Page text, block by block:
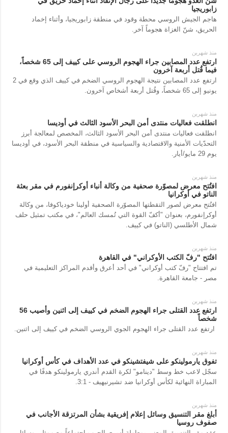
زابوريجيا
هاجم الجيش الروسي محطة وقود في منطقة زابوريجيا، وأثناء إخماد
الحريق، شنّ الغزاة هجوماً آخر.
منذ شهرين
ارتفع عدد المصابين جراء الهجوم الروسي على كييف إلى 65 شخصاً،
فيما قُتل أربعة آخرون
ارتفع عدد المصابين نتيجة الهجوم الروسي الضخم في كييف الذي وقع في 2
يونيو إلى 65 شخصاً، وقُتل أربعة أشخاص آخرون.
منذ شهرين
انطلقت فعاليات منتدى أمن البحر الأسود الثالث في أوديسا
انطلقت فعاليات منتدى أمن البحر الأسود الثالث، المخصص لمعالجة أبرز
التحدّيات الأمنية والاقتصادية والسياسية في منطقة البحر الأسود، في أوديسا
يوم 29 مايو/أيار.
منذ شهرين
افتُتح معرض لمصوّرة صحفية من وكالة أنباء أوكرإنفورم في مقر بعثة
الناتو في أوكرانيا
افتُتح معرض لصور التقطتها المصوّرة الصحفية أولينا خودياكوفا، من وكالة
أوكرإنفورم، بعنوان "أكفّ القوة التي تُمسك العالم"، في مكتب تمثيل حلف
شمال الأطلسي (الناتو) في كييف.
منذ شهرين
افتُتح "رفّ الكتب الأوكراني" في القاهرة
تم افتتاح "رفّ كتب أوكراني" في أحد أعرق وأقدم المراكز التعليمية في
مصر - جامعة القاهرة.
منذ شهرين
ارتفع عدد القتلى جراء الهجوم الضخم في كييف إلى اثنين وأصيب 56
شخصاً
ارتفع عدد القتلى جراء الهجوم الجوي الروسي الضخم في كييف إلى اثنين.
منذ شهرين
تفوق يارمولينكو على شيفتشينكو في عدد الأهداف في كأس أوكرانيا
سجّل لاعب خط وسط "دينامو" لكرة القدم أندري يارمولينكو هدفًا في
المباراة النهائية لكأس أوكرانيا ضد تشيرنيهيف - 3:1.
منذ شهرين
أبلغ مقر التنسيق وسائل إعلام إفريقية بشأن المرتزقة الأجانب في
صفوف روسيا